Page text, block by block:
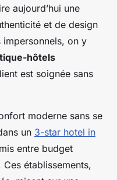
aujourd’hui une
et de design
on y
hôtels
est soignée sans
moderne sans se
un 3-star hotel in
entre budget
établissements,